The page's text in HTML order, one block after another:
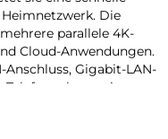
Die
parallele 4K-
Cloud-Anwendungen.
Gigabit-LAN-
Telefonanlage mit
Bauweise und